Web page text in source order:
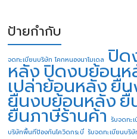
ป้ายกำกับ
จดทะเบียนบริษัท โคกหนองนาโมเดล ปิด
หลังปิดงบย้อนห
เปล่าย้อนหลังยื่น
ยื่นงบย้อนหลังยื่
ยื่นภาษีร้านค้า รับจดทะ
บริษัทพื้นทีป้องกันโควิดกระบี่ รับจดทะเบียนบริ